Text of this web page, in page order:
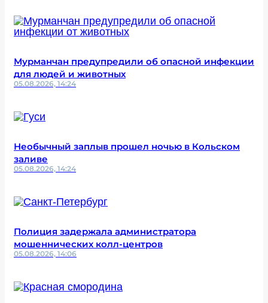
Мурманчан предупредили об опасной инфекции
для людей и животных
05.08.2026, 14:24
Необычный заплыв прошел ночью в Кольском
заливе
05.08.2026, 14:24
Полиция задержала администратора
мошеннических колл-центров
05.08.2026, 14:06